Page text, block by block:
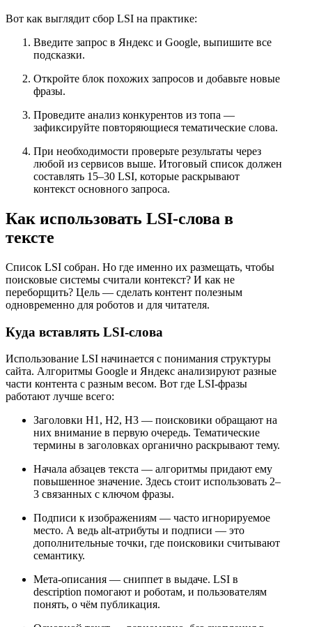
Вот как выглядит сбор LSI на практике:
Введите запрос в Яндекс и Google, выпишите все
подсказки.
Откройте блок похожих запросов и добавьте новые
фразы.
Проведите анализ конкурентов из топа —
зафиксируйте повторяющиеся тематические слова.
При необходимости проверьте результаты через
любой из сервисов выше. Итоговый список должен
составлять 15–30 LSI, которые раскрывают
контекст основного запроса.
Как использовать LSI-слова в
тексте
Список LSI собран. Но где именно их размещать, чтобы
поисковые системы считали контекст? И как не
переборщить? Цель — сделать контент полезным
одновременно для роботов и для читателя.
Куда вставлять LSI-слова
Использование LSI начинается с понимания структуры
сайта. Алгоритмы Google и Яндекс анализируют разные
части контента с разным весом. Вот где LSI-фразы
работают лучше всего:
Заголовки H1, H2, H3 — поисковики обращают на
них внимание в первую очередь. Тематические
термины в заголовках органично раскрывают тему.
Начала абзацев текста — алгоритмы придают ему
повышенное значение. Здесь стоит использовать 2–
3 связанных с ключом фразы.
Подписи к изображениям — часто игнорируемое
место. А ведь alt-атрибуты и подписи — это
дополнительные точки, где поисковики считывают
семантику.
Мета-описания — сниппет в выдаче. LSI в
description помогают и роботам, и пользователям
понять, о чём публикация.